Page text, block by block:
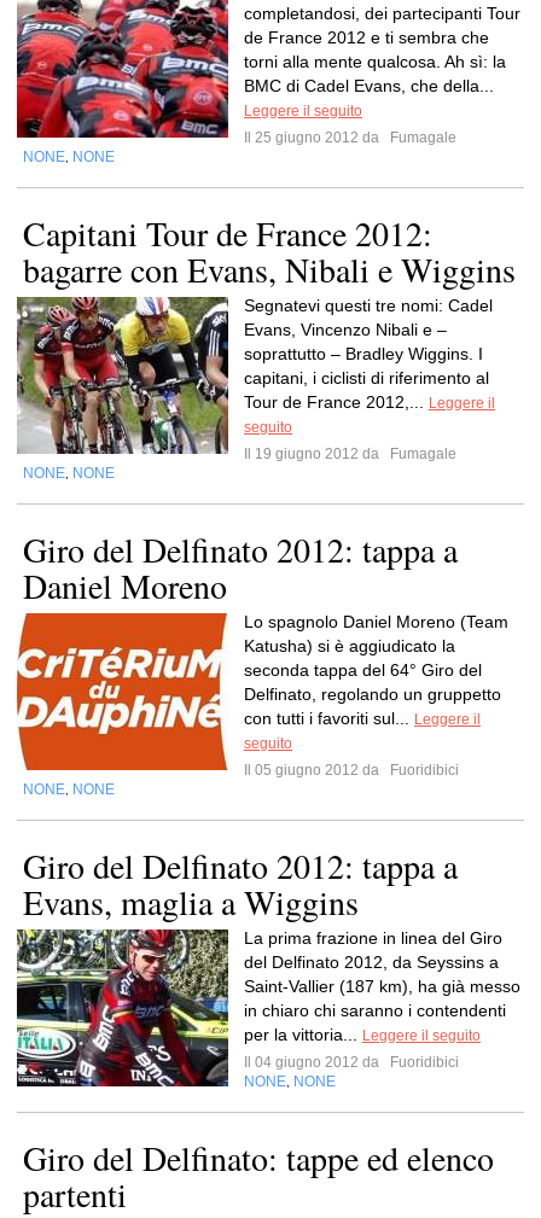
completandosi, dei partecipanti Tour
de France 2012 e ti sembra che
torni alla mente qualcosa. Ah sì: la
BMC di Cadel Evans, che della...
Leggere il seguito
Il 25 giugno 2012 da
Fumagale
NONE NONE
Capitani Tour de France 2012:
bagarre con Evans, Nibali e Wiggins
Segnatevi questi tre nomi: Cadel
Evans, Vincenzo Nibali e –
soprattutto – Bradley Wiggins. I
capitani, i ciclisti di riferimento al
Tour de France 2012,...
Leggere il
seguito
Il 19 giugno 2012 da
Fumagale
NONE NONE
Giro del Delfinato 2012: tappa a
Daniel Moreno
Lo spagnolo Daniel Moreno (Team
Katusha) si è aggiudicato la
seconda tappa del 64° Giro del
Delfinato, regolando un gruppetto
con tutti i favoriti sul...
Leggere il
seguito
Il 05 giugno 2012 da
Fuoridibici
NONE NONE
Giro del Delfinato 2012: tappa a
Evans, maglia a Wiggins
La prima frazione in linea del Giro
del Delfinato 2012, da Seyssins a
Saint-Vallier (187 km), ha già messo
in chiaro chi saranno i contendenti
per la vittoria...
Leggere il seguito
Il 04 giugno 2012 da
Fuoridibici
NONE NONE
Giro del Delfinato: tappe ed elenco
partenti